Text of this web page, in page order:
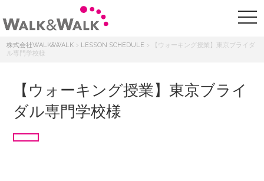
株式会社WALK&WALK > LESSON SCHEDULE >
【ウォーキング授業】東京ブライダ
ル専門学校様
【ウォーキング授業】東京ブライ
ダル専門学校様